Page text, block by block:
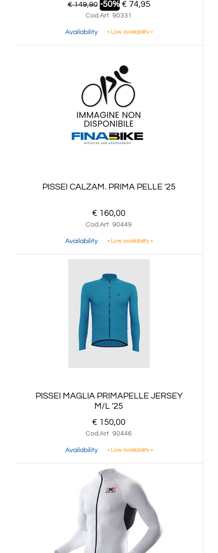
€ 149,90 -50% € 74,95
Cod.Art 90331
Availability • Low availability •
PISSEI CALZAM. PRIMA PELLE '25
€ 160,00
Cod.Art 90449
Availability • Low availability •
PISSEI MAGLIA PRIMAPELLE JERSEY
M/L '25
€ 150,00
Cod.Art 90446
Availability • Low availability •